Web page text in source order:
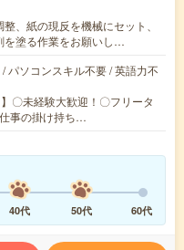
、紙の現反を機械にセット、
を塗る作業をお願いし…
パソコンスキル不要 / 英語力不
〇未経験大歓迎！〇フリータ
事の掛け持ち…
40代 50代 60代